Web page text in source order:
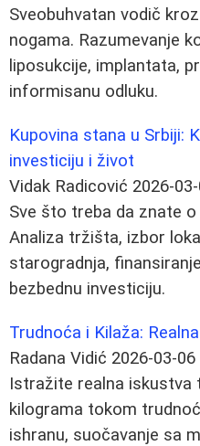
Sveobuhvatan vodič
nogama. Razumevanje
liposukcije, implantata,
informisanu odluku.
Kupovina stana u Srbiji:
investiciju i život
Vidak Radicović 2026-
Sve što treba da znate
Analiza tržišta, izbor
starogradnja,
bezbednu investiciju.
Trudnoća i Kilaža:
Radana Vidić 2026-03-06
Istražite realna iskustva
kilograma tokom
ishranu, suočavanje sa